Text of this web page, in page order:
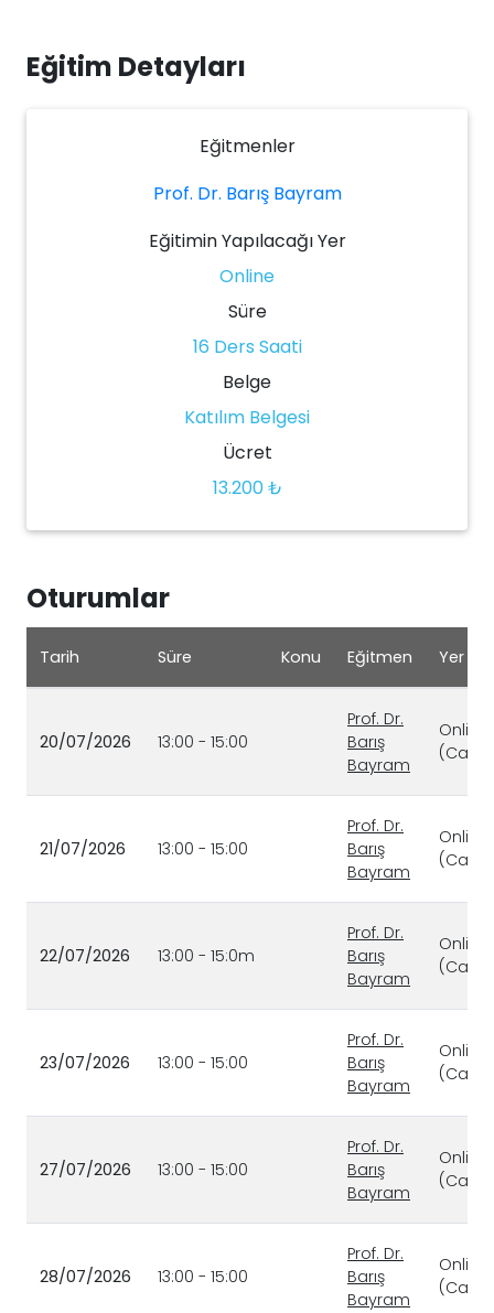
Eğitim Detayları
Eğitmenler
Prof. Dr. Barış Bayram
Eğitimin Yapılacağı Yer
Online
Süre
16 Ders Saati
Belge
Katılım Belgesi
Ücret
13.200 ₺
Oturumlar
Tarih Süre Konu Eğitmen Yer
20/07/2026 13:00 - 15:00
Prof. Dr.
Barış
Bayram
Online
(Canlı)
21/07/2026 13:00 - 15:00
Prof. Dr.
Barış
Bayram
Online
(Canlı)
22/07/2026 13:00 - 15:0m
Prof. Dr.
Barış
Bayram
Online
(Canlı)
23/07/2026 13:00 - 15:00
Prof. Dr.
Barış
Bayram
Online
(Canlı)
27/07/2026 13:00 - 15:00
Prof. Dr.
Barış
Bayram
Online
(Canlı)
28/07/2026 13:00 - 15:00
Prof. Dr.
Barış
Bayram
Online
(Canlı)